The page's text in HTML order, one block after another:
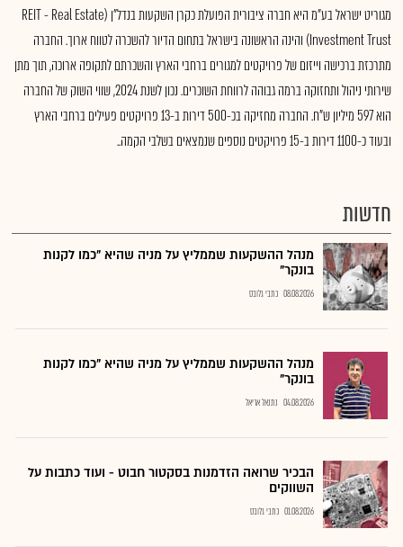
מגוריט ישראל בע"מ היא חברה ציבורית הפועלת כקרן השקעות בנדל"ן (REIT - Real Estate
Investment Trust) והינה הראשונה בישראל בתחום הדיור להשכרה לטווח ארוך. החברה
מתרכזת ברכישה וייזום של פרויקטים למגורים ברחבי הארץ והשכרתם לתקופה ארוכה, תוך מתן
שירותי ניהול ותחזוקה ברמה גבוהה לרווחת השוכרים. נכון לשנת 2024, שווי השוק של החברה
הוא 597 מיליון ש"ח. החברה מחזיקה בכ-500 דירות ב-13 פרויקטים פעילים ברחבי הארץ
ובעוד כ-1100 דירות ב-15 פרויקטים נוספים שנמצאים בשלבי הקמה..
חדשות
מנהל ההשקעות שממליץ על מניה שהיא "כמו לקנות
בונקר"
08.08.2026 כתבי גלובס
מנהל ההשקעות שממליץ על מניה שהיא "כמו לקנות
בונקר"
04.08.2026 נתנאל אריאל
הבכיר שרואה הזדמנות בסקטור חבוט - ועוד כתבות על
השווקים
01.08.2026 כתבי גלובס